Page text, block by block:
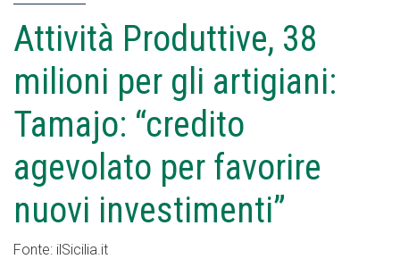
Attività Produttive, 38
milioni per gli artigiani:
Tamajo: “credito
agevolato per favorire
nuovi investimenti”
Fonte: ilSicilia.it